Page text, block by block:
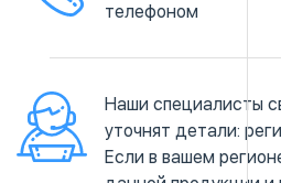
телефоном
Наши специалисты
уточнят детали:
Если в вашем